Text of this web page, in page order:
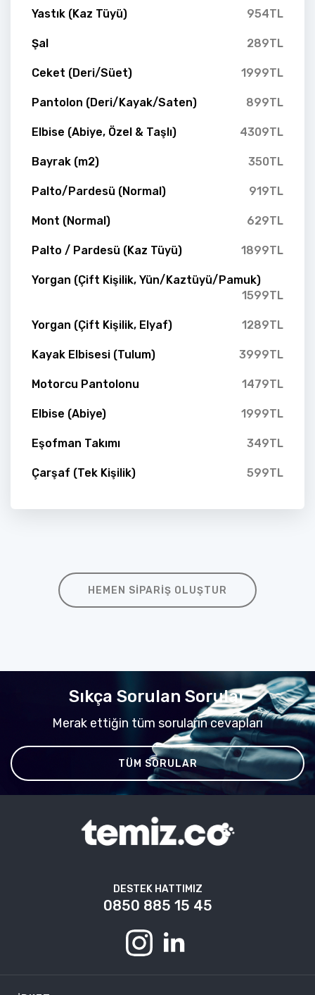
Yastık (Kaz Tüyü) 954TL
Şal 289TL
Ceket (Deri/Süet) 1999TL
Pantolon (Deri/Kayak/Saten) 899TL
Elbise (Abiye, Özel & Taşlı) 4309TL
Bayrak (m2) 350TL
Palto/Pardesü (Normal) 919TL
Mont (Normal) 629TL
Palto / Pardesü (Kaz Tüyü) 1899TL
Yorgan (Çift Kişilik, Yün/Kaztüyü/Pamuk)
1599TL
Yorgan (Çift Kişilik, Elyaf) 1289TL
Kayak Elbisesi (Tulum) 3999TL
Motorcu Pantolonu 1479TL
Elbise (Abiye) 1999TL
Eşofman Takımı 349TL
Çarşaf (Tek Kişilik) 599TL
HEMEN SIPARIŞ OLUŞTUR
Sıkça Sorulan Sorular
Merak ettiğin tüm soruların cevapları
TÜM SORULAR
DESTEK HATTIMIZ
0850 885 15 45